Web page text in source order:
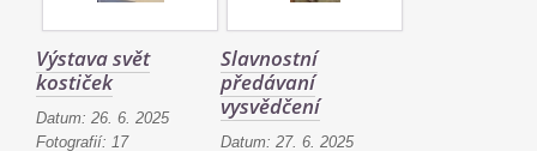
Výstava svět
kostiček
Datum: 26. 6. 2025
Fotografií: 17
Slavnostní
předávaní
vysvědčení
Datum: 27. 6. 2025